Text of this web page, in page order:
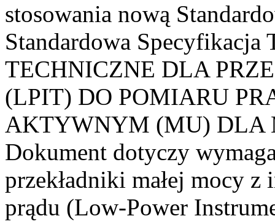
stosowania nową
Standardowa
TECHNICZNE DLA
(LPIT) DO POMIARU
AKTYWNYM (MU) DLA
Dokument dotyczy
przekładniki małej mocy
prądu (Low-Power